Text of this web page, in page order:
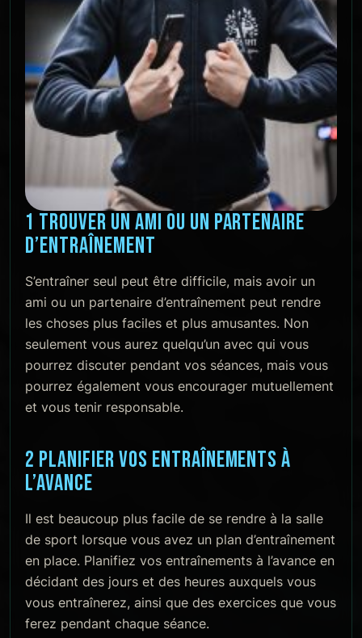
1 TROUVER UN AMI OU UN PARTENAIRE
D’ENTRAÎNEMENT
S’entraîner seul peut être difficile, mais avoir un
ami ou un partenaire d’entraînement peut rendre
les choses plus faciles et plus amusantes. Non
seulement vous aurez quelqu’un avec qui vous
pourrez discuter pendant vos séances, mais vous
pourrez également vous encourager mutuellement
et vous tenir responsable.
2 PLANIFIER VOS ENTRAÎNEMENTS À
L’AVANCE
Il est beaucoup plus facile de se rendre à la salle
de sport lorsque vous avez un plan d’entraînement
en place. Planifiez vos entraînements à l’avance en
décidant des jours et des heures auxquels vous
vous entraînerez, ainsi que des exercices que vous
ferez pendant chaque séance.